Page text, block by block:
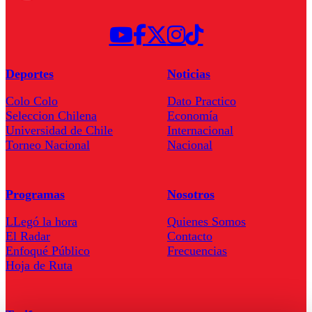
Deportes
Colo Colo
Seleccion Chilena
Universidad de Chile
Torneo Nacional
Noticias
Dato Practico
Economía
Internacional
Nacional
Programas
LLegó la hora
El Radar
Enfoqué Público
Hoja de Ruta
Nosotros
Quienes Somos
Contacto
Frecuencias